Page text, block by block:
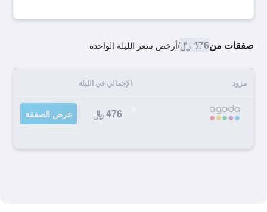
صفقات من476 ﷼ /أرخص سعر الليلة الواحدة
مزود الإجمالي في الليلة
476 ﷼ عرض الصفقة